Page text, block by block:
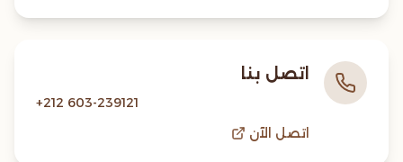
اتصل بنا
+212 603-239121
اتصل الآن